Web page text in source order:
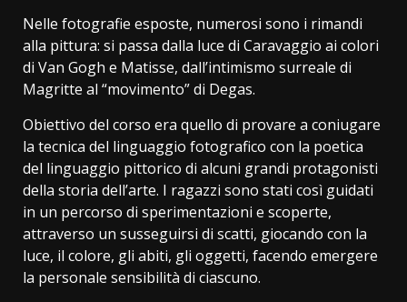
Nelle fotografie esposte, numerosi sono i rimandi
alla pittura: si passa dalla luce di Caravaggio ai colori
di Van Gogh e Matisse, dall’intimismo surreale di
Magritte al “movimento” di Degas.
Obiettivo del corso era quello di provare a coniugare
la tecnica del linguaggio fotografico con la poetica
del linguaggio pittorico di alcuni grandi protagonisti
della storia dell’arte. I ragazzi sono stati così guidati
in un percorso di sperimentazioni e scoperte,
attraverso un susseguirsi di scatti, giocando con la
luce, il colore, gli abiti, gli oggetti, facendo emergere
la personale sensibilità di ciascuno.